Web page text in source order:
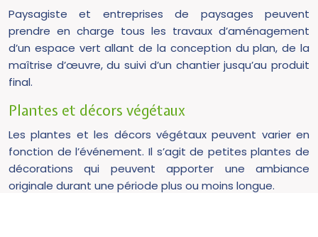
Paysagiste et entreprises de paysages peuvent
prendre en charge tous les travaux d’aménagement
d’un espace vert allant de la conception du plan, de la
maîtrise d’œuvre, du suivi d’un chantier jusqu’au produit
final.
Plantes et décors végétaux
Les plantes et les décors végétaux peuvent varier en
fonction de l’événement. Il s’agit de petites plantes de
décorations qui peuvent apporter une ambiance
originale durant une période plus ou moins longue.